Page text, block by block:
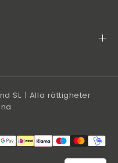
SL | Alla rättigheter